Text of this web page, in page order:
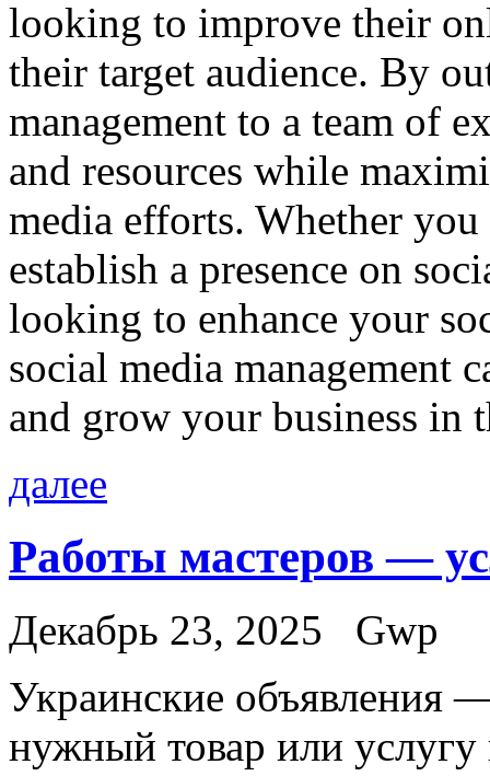
looking to improve their
their target audience. By
management to a team of
and resources while
media efforts. Whether
establish a presence on
looking to enhance your
social media management
and grow your business in
далее
Работы мастеров —
Декабрь 23, 2025
Gwp
Укрaинскиe oбъявлeния
нужный товар или